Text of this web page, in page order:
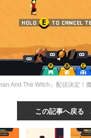
And The Witch』配信決定！
この記事へ戻る